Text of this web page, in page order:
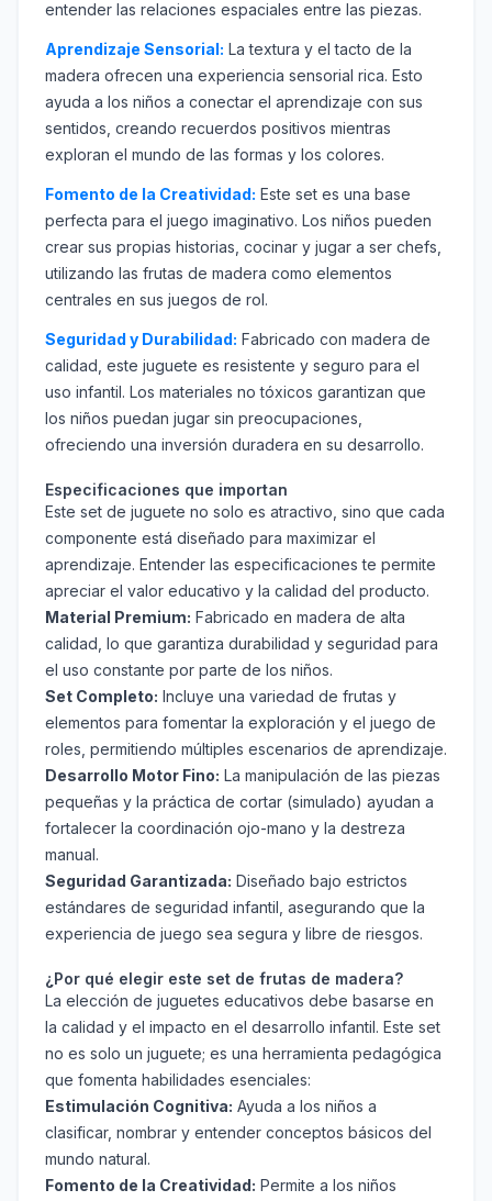
entender las relaciones espaciales entre las piezas.
Aprendizaje Sensorial: La textura y el tacto de la
madera ofrecen una experiencia sensorial rica. Esto
ayuda a los niños a conectar el aprendizaje con sus
sentidos, creando recuerdos positivos mientras
exploran el mundo de las formas y los colores.
Fomento de la Creatividad: Este set es una base
perfecta para el juego imaginativo. Los niños pueden
crear sus propias historias, cocinar y jugar a ser chefs,
utilizando las frutas de madera como elementos
centrales en sus juegos de rol.
Seguridad y Durabilidad: Fabricado con madera de
calidad, este juguete es resistente y seguro para el
uso infantil. Los materiales no tóxicos garantizan que
los niños puedan jugar sin preocupaciones,
ofreciendo una inversión duradera en su desarrollo.
Especificaciones que importan
Este set de juguete no solo es atractivo, sino que cada
componente está diseñado para maximizar el
aprendizaje. Entender las especificaciones te permite
apreciar el valor educativo y la calidad del producto.
Material Premium: Fabricado en madera de alta
calidad, lo que garantiza durabilidad y seguridad para
el uso constante por parte de los niños.
Set Completo: Incluye una variedad de frutas y
elementos para fomentar la exploración y el juego de
roles, permitiendo múltiples escenarios de aprendizaje.
Desarrollo Motor Fino: La manipulación de las piezas
pequeñas y la práctica de cortar (simulado) ayudan a
fortalecer la coordinación ojo-mano y la destreza
manual.
Seguridad Garantizada: Diseñado bajo estrictos
estándares de seguridad infantil, asegurando que la
experiencia de juego sea segura y libre de riesgos.
¿Por qué elegir este set de frutas de madera?
La elección de juguetes educativos debe basarse en
la calidad y el impacto en el desarrollo infantil. Este set
no es solo un juguete; es una herramienta pedagógica
que fomenta habilidades esenciales:
Estimulación Cognitiva: Ayuda a los niños a
clasificar, nombrar y entender conceptos básicos del
mundo natural.
Fomento de la Creatividad: Permite a los niños